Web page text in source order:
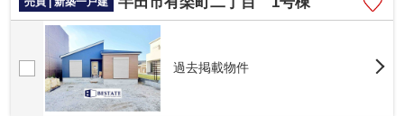
過去掲載物件